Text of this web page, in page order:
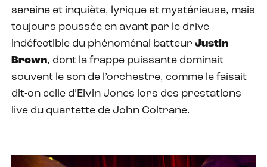
sereine et inquiète, lyrique et mystérieuse, mais
toujours poussée en avant par le drive
indéfectible du phénoménal batteur Justin
Brown, dont la frappe puissante dominait
souvent le son de l’orchestre, comme le faisait
dit-on celle d’Elvin Jones lors des prestations
live du quartette de John Coltrane.